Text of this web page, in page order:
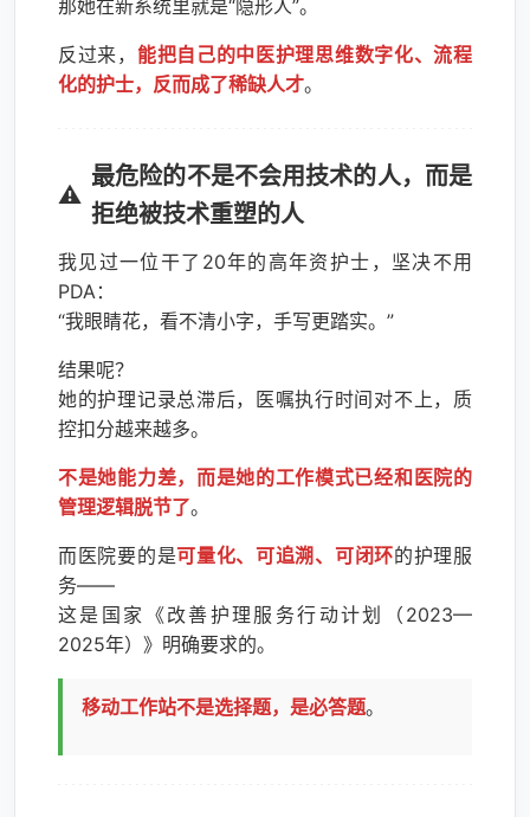
那她在新系统里就是“隐形人”。
反过来， 能把自己的中医护理思维数字化、流程
化的护士，反而成了稀缺人才。
最危险的不是不会用技术的人，而是
拒绝被技术重塑的人
我见过一位干了20年的高年资护士，坚决不用
PDA：
“我眼睛花，看不清小字，手写更踏实。”
结果呢？
她的护理记录总滞后，医嘱执行时间对不上，质
控扣分越来越多。
不是她能力差，而是她的工作模式已经和医院的
管理逻辑脱节了。
而医院要的是可量化、可追溯、可闭环的护理服
务——
这是国家《改善护理服务行动计划（2023—
2025年）》明确要求的。
移动工作站不是选择题，是必答题。